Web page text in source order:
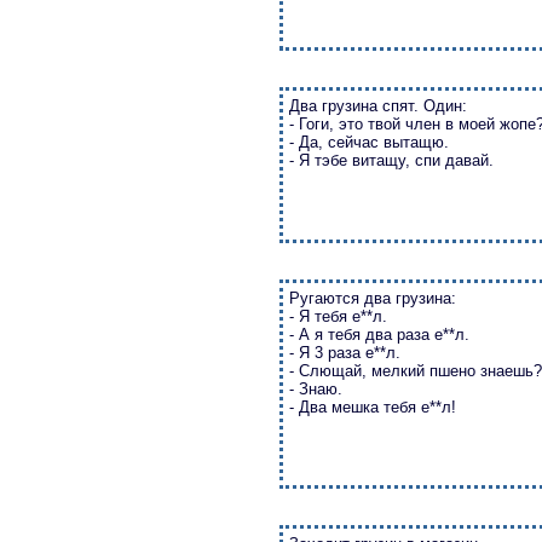
Два грузина спят. Один:
- Гоги, это твой член в моей
- Да, сейчас вытащю.
- Я тэбе витащу, спи давай.
Ругаются два грузина:
- Я тебя е**л.
- А я тебя два раза е**л.
- Я 3 раза е**л.
- Слющай, мелкий пшено знаешь?
- Знаю.
- Два мешка тебя е**л!